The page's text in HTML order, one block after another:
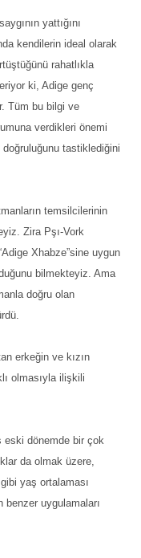
yattığını
kendilerin ideal olarak
rahatlıkla
ki, Adige genç
Tüm bu bilgi ve
verdikleri önemi
tastiklediğini
temsilcilerinin
Zira Pşı-Vork
Xhabze”sine uygun
bilmekteyiz. Ama
doğru olan
erkeğin ve kızın
olmasıyla ilişkili
eski dönemde bir çok
da olmak üzere,
yaş ortalaması
benzer uygulamaları